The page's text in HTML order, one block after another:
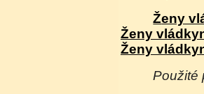
Ženy
Ženy
Ženy